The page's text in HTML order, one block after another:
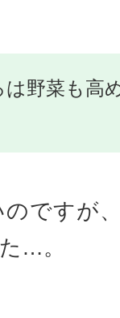
は野菜も高
ですが
…。